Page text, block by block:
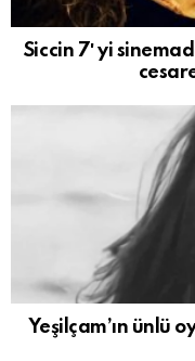
Siccin 7′ yi
Yeşilçam’ın ünlü